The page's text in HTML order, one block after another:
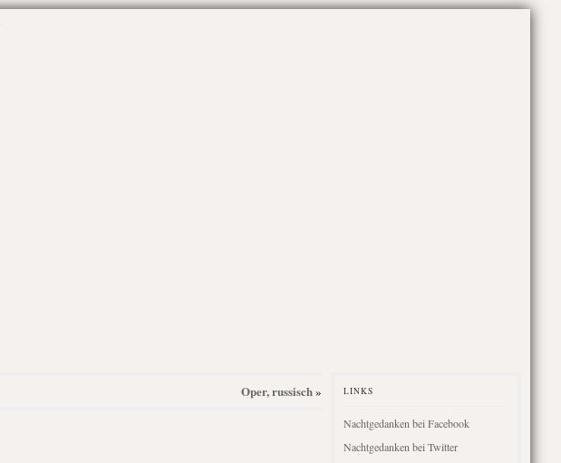
Oper, russisch» LINKS
Nachtgedanken bei Facebook
Nachtgedanken bei Twitter